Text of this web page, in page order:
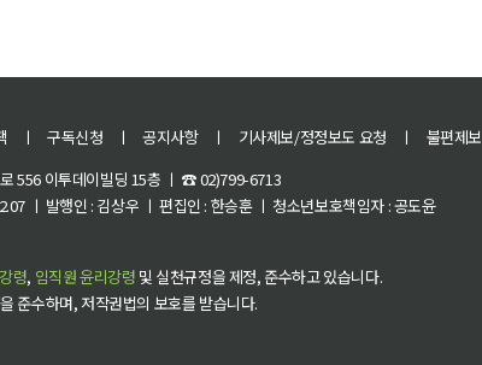
ㅣ 구독신청 ㅣ 공지사항 ㅣ 기사제보/정정보도 요청 ㅣ 불편제보
556 이투데이빌딩 15층 ㅣ ☎ 02)799-6713
ㅣ 발행인 : 김상우 ㅣ 편집인 : 한승훈 ㅣ 청소년보호책임자 : 공도윤
령, 임직원 윤리강령 및 실천규정을 제정, 준수하고 있습니다.
준수하며, 저작권법의 보호를 받습니다.